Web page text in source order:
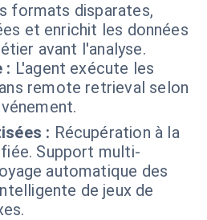
formats disparates,
et enrichit les données
avant l'analyse.
: L'agent exécute les
remote retrieval selon
: Récupération à la
Support multi-
automatique des
de jeux de